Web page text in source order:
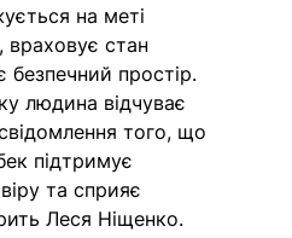
на меті
враховує стан
простір.
людина відчуває
того, що
підтримує
та сприяє
Леся Ніщенко.